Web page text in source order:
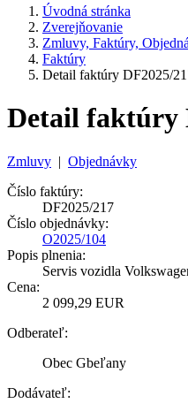
Úvodná stránka
Zverejňovanie
Zmluvy, Faktúry,
Faktúry
Detail faktúry DF2025/
Detail faktúry
Zmluvy | Objednávky
Číslo faktúry:
DF2025/217
Číslo objednávky:
O2025/104
Popis plnenia:
Servis vozidla
Cena:
2 099,29 EUR
Odberateľ:
Obec Gbeľany
Dodávateľ: